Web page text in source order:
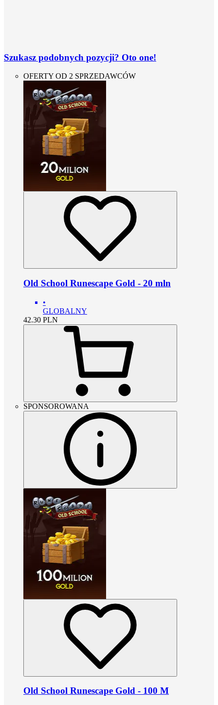
Szukasz podobnych pozycji? Oto one!
OFERTY OD 2 SPRZEDAWCÓW
Old School Runescape Gold - 20 mln
•
GLOBALNY
42.30 PLN
SPONSOROWANA
Old School Runescape Gold - 100 M